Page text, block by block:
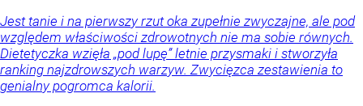
Jest tanie i na pierwszy rzut oka zupełnie zwyczajne, ale pod
względem właściwości zdrowotnych nie ma sobie równych.
Dietetyczka wzięła „pod lupę” letnie przysmaki i stworzyła
ranking najzdrowszych warzyw. Zwycięzca zestawienia to
genialny pogromca kalorii.